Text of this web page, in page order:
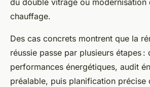
du double vitrage ou modernisation
chauffage.
Des cas concrets montrent que la
réussie passe par plusieurs étapes :
performances énergétiques, audit
préalable, puis planification précise